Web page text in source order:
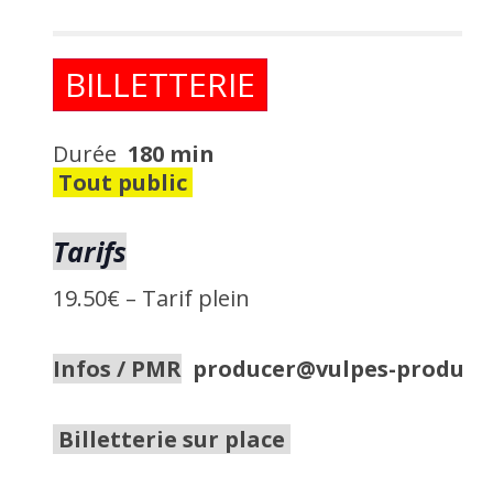
BILLETTERIE
Durée 180 min
Tout public
Tarifs
19.50€ – Tarif plein
Infos / PMR producer@vulpes-
Billetterie sur place